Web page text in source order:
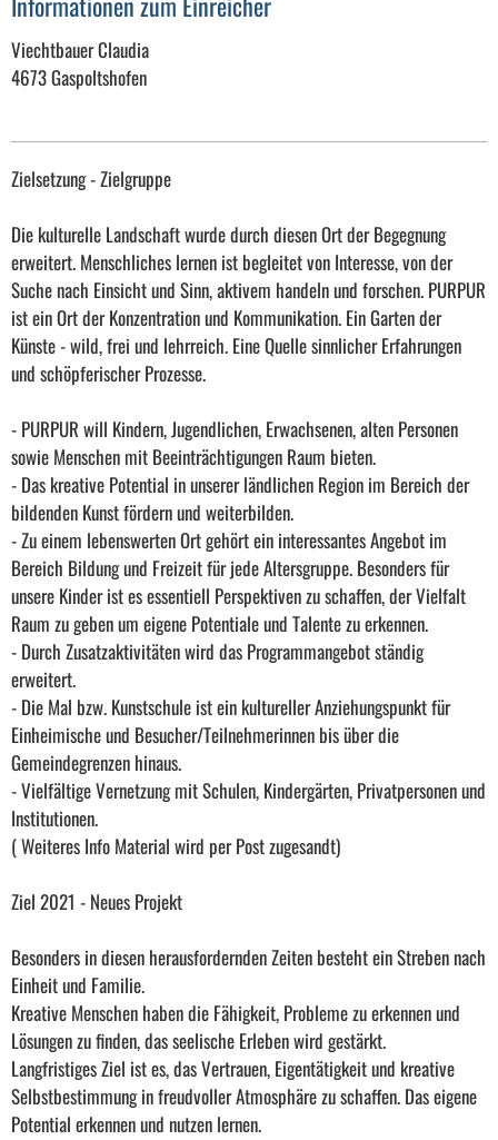
Viechtbauer Claudia
4673 Gaspoltshofen
Zielsetzung - Zielgruppe
Die kulturelle Landschaft wurde durch diesen Ort der Begegnung
erweitert. Menschliches lernen ist begleitet von Interesse, von der
Suche nach Einsicht und Sinn, aktivem handeln und forschen. PURPUR
ist ein Ort der Konzentration und Kommunikation. Ein Garten der
Künste - wild, frei und lehrreich. Eine Quelle sinnlicher Erfahrungen
und schöpferischer Prozesse.
- PURPUR will Kindern, Jugendlichen, Erwachsenen, alten Personen
sowie Menschen mit Beeinträchtigungen Raum bieten.
- Das kreative Potential in unserer ländlichen Region im Bereich der
bildenden Kunst fördern und weiterbilden.
- Zu einem lebenswerten Ort gehört ein interessantes Angebot im
Bereich Bildung und Freizeit für jede Altersgruppe. Besonders für
unsere Kinder ist es essentiell Perspektiven zu schaffen, der Vielfalt
Raum zu geben um eigene Potentiale und Talente zu erkennen.
- Durch Zusatzaktivitäten wird das Programmangebot ständig
erweitert.
- Die Mal bzw. Kunstschule ist ein kultureller Anziehungspunkt für
Einheimische und Besucher/Teilnehmerinnen bis über die
Gemeindegrenzen hinaus.
- Vielfältige Vernetzung mit Schulen, Kindergärten, Privatpersonen und
Institutionen.
( Weiteres Info Material wird per Post zugesandt)
Ziel 2021 - Neues Projekt
Besonders in diesen herausfordernden Zeiten besteht ein Streben nach
Einheit und Familie.
Kreative Menschen haben die Fähigkeit, Probleme zu erkennen und
Lösungen zu finden, das seelische Erleben wird gestärkt.
Langfristiges Ziel ist es, das Vertrauen, Eigentätigkeit und kreative
Selbstbestimmung in freudvoller Atmosphäre zu schaffen. Das eigene
Potential erkennen und nutzen lernen.